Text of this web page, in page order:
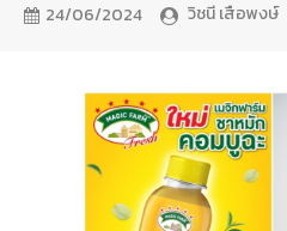
24/06/2024 วิชนี เสือพงษ์